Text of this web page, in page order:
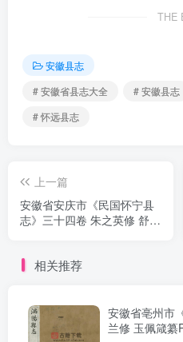
THE
安徽县志
# 安徽省县志大全
# 安徽县志
# 怀远县志
上一篇
安徽省安庆市《民国怀宁县
志》三十四卷 朱之英修 舒景
相关推荐
安徽省亳州市
兰修 玉佩箴纂